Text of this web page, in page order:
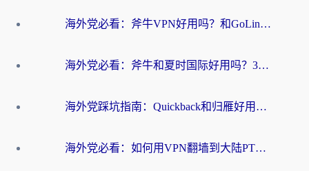
海外党必看：斧牛VPN好用吗？和GoLinkVPN对比哪个回国效果更好？
海外党必看：斧牛和夏时国际好用吗？3步选对回国加速器，无缝刷国内资源
海外党踩坑指南：Quickback和归雁好用吗？选对加速器才能无缝刷国内资源
海外党必看：如何用VPN翻墙到大陆PTT？一篇解决你所有回国加速痛点